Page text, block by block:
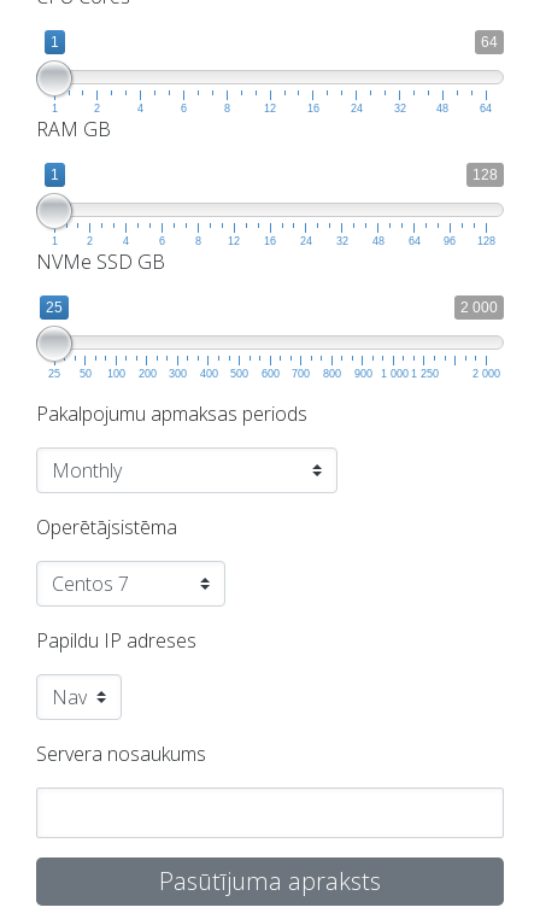
64
1
1 2 4 6 8 12 16 24 32 48 64
RAM GB
128
1
1 2 4 6 8 12 16 24 32 48 64 96 128
NVMe SSD GB
2 000
25
25 50 100 200 300 400 500 600 700 800 900 1 000 1 250 2 000
Pakalpojumu apmaksas periods
Operētājsistēma
Papildu IP adreses
Servera nosaukums
Pasūtījuma apraksts